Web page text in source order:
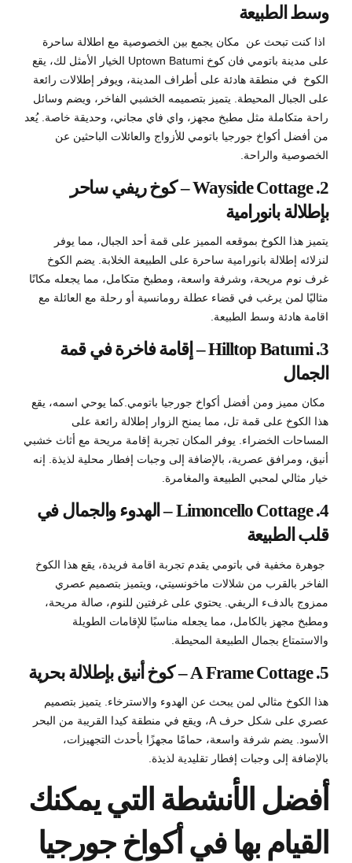
وسط الطبيعة
اذا كنت تبحث عن مكان يجمع بين الخصوصية مع اطلالة ساحرة
على مدينة باتومي فان كوخ Uptown Batumi الخيار الأمثل لك، يقع
الكوخ في منطقة هادئة على أطراف المدينة، ويوفر إطلالات رائعة
على الجبال المحيطة. يتميز بتصميمه الخشبي الفاخر، ويضم وسائل
راحة متكاملة مثل مطبخ مجهز، واي فاي مجاني، وحديقة خاصة. يُعد
من أفضل أكواخ جورجيا باتومي للأزواج والعائلات الباحثين عن
الخصوصية والراحة.
2. Wayside Cottage – كوخ ريفي ساحر
بإطلالة بانورامية
يتميز هذا الكوخ بموقعه المميز على قمة أحد الجبال، مما يوفر
لنزلائه إطلالة بانورامية ساحرة على الطبيعة الخلابة. يضم الكوخ
غرف نوم مريحة، وشرفة واسعة، ومطبخ متكامل، مما يجعله مكانًا
مثاليًا لمن يرغب في قضاء عطلة رومانسية أو رحلة مع العائلة مع
اقامة هادئة وسط الطبيعة.
3. Hilltop Batumi – إقامة فاخرة في قمة
الجمال
مكان مميز ومن أفضل أكواخ جورجيا باتومي.كما يوحي اسمه، يقع
هذا الكوخ على قمة تل، مما يمنح الزوار إطلالة رائعة على
المساحات الخضراء. يوفر المكان تجربة إقامة مريحة مع أثاث خشبي
أنيق، ومرافق عصرية، بالإضافة إلى وجبات إفطار محلية لذيذة. إنه
خيار مثالي لمحبي الطبيعة والمغامرة.
4. Limoncello Cottage – الهدوء والجمال في
قلب الطبيعة
جوهرة مخفية في باتومي يقدم تجربة اقامة فريدة، يقع هذا الكوخ
الفاخر بالقرب من شلالات ماخونسيتي، ويتميز بتصميم عصري
ممزوج بالدفء الريفي. يحتوي على غرفتين للنوم، صالة مريحة،
ومطبخ مجهز بالكامل، مما يجعله مناسبًا للإقامات الطويلة
والاستمتاع بجمال الطبيعة المحيطة.
5. A Frame Cottage – كوخ أنيق بإطلالة بحرية
هذا الكوخ مثالي لمن يبحث عن الهدوء والاسترخاء. يتميز بتصميم
عصري على شكل حرف A، ويقع في منطقة كيدا القريبة من البحر
الأسود. يضم شرفة واسعة، حمامًا مجهزًا بأحدث التجهيزات،
بالإضافة إلى وجبات إفطار تقليدية لذيذة.
أفضل الأنشطة التي يمكنك
القيام بها في أكواخ جورجيا